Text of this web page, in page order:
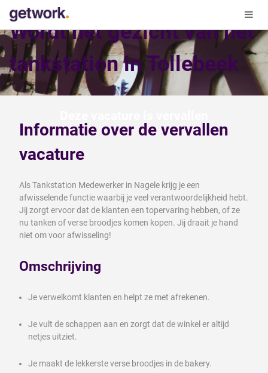
Wordt het gezicht van het
tankstation in Tollebeek
Informatie over de vervallen
vacature
Als Tankstation Medewerker in Nagele krijg je een
afwisselende functie waarbij je veel verantwoordelijkheid hebt.
Jij zorgt ervoor dat de klanten een topervaring hebben, of ze
nu tanken of verse broodjes komen kopen. Jij draait je hand
niet om voor afwisseling!
Omschrijving
Je verwelkomt klanten en helpt ze met afrekenen.
Je vult de schappen aan en zorgt dat de winkel er altijd
netjes uitziet.
Je maakt de lekkerste verse broodjes in de bakery.